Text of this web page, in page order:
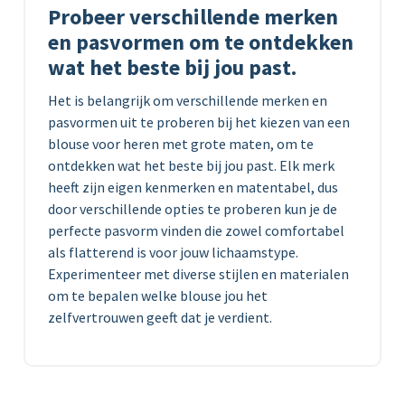
Probeer verschillende merken
en pasvormen om te ontdekken
wat het beste bij jou past.
Het is belangrijk om verschillende merken en
pasvormen uit te proberen bij het kiezen van een
blouse voor heren met grote maten, om te
ontdekken wat het beste bij jou past. Elk merk
heeft zijn eigen kenmerken en matentabel, dus
door verschillende opties te proberen kun je de
perfecte pasvorm vinden die zowel comfortabel
als flatterend is voor jouw lichaamstype.
Experimenteer met diverse stijlen en materialen
om te bepalen welke blouse jou het
zelfvertrouwen geeft dat je verdient.